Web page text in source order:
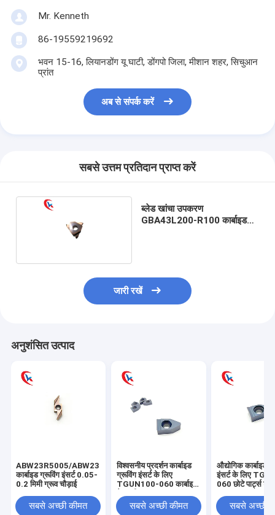
Mr. Kenneth
86-19559219692
भवन 15-16, लियानडोंग यू घाटी, डोंगपो जिला, मीशान शहर, सिचुआन
प्रांत
अब से संपर्क करें
सबसे उत्तम प्रतिदान प्राप्त करें
ब्लेड खांचा उपकरण
GBA43L200-R100 कार्बाइड
जारी रखें
अनुशंसित उत्पाद
ABW23R5005/ABW23R5015/ABW23R5020
कार्बाइड ग्रूविंग इंसर्ट 0.05-
0.2 मिमी ग्रूव चौड़ाई
सबसे अच्छी कीमत
विश्वसनीय प्रदर्शन कार्बाइड
ग्रूविंग इंसर्ट के लिए
TGUN100-060 कार्बाइड
सबसे अच्छी कीमत
औद्योगिक कार्बाइड
इंसर्ट के लिए
060 छोटे पार्ट्स टूल
सबसे अच्छी